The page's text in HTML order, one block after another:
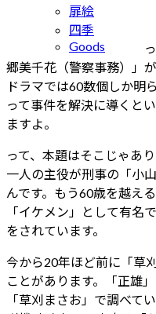
扉絵
四季
Goods
郷美千花（警察事務）」
ドラマでは60数個しか明
って事件を解決に導くと
ますよ。
って、本題はそこじゃあ
一人の主役が刑事の「小
んです。もう60歳を越え
「イケメン」として有名
をされています。
今から20年ほど前に「草
ことがあります。「正雄
「草刈まさお」で調べて